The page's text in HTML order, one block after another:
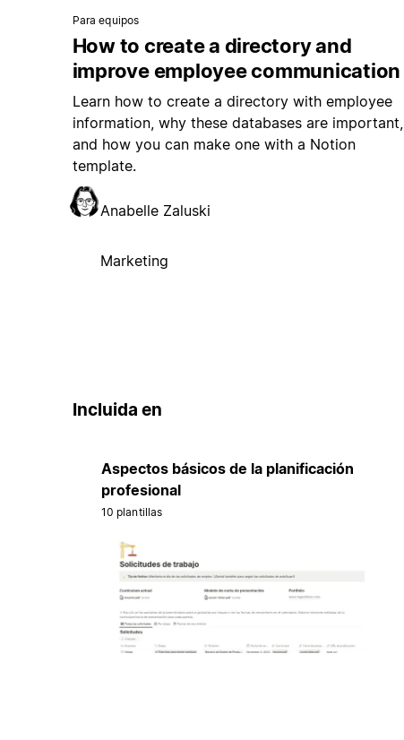
Para equipos
How to create a directory and
improve employee communication
Learn how to create a directory with employee
information, why these databases are important,
and how you can make one with a Notion
template.
Anabelle Zaluski
Marketing
Incluida en
Aspectos básicos de la planificación
profesional
10 plantillas